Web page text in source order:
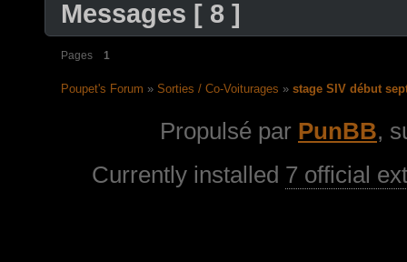
Messages [ 8 ]
Pages 1
Poupet's Forum »Sorties / Co-Voiturages »stage SIV début
Propulsé par PunBB,
Currently installed 7 official